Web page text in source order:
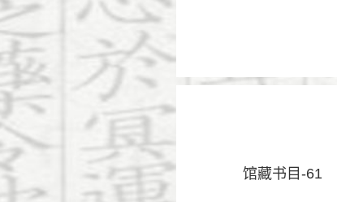
馆藏书目-61